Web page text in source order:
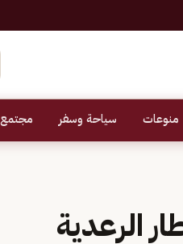
منوعات سياحة وسفر مجتمع
الرعدية